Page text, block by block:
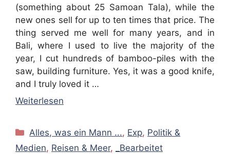
(something about 25 Samoan Tala), while the
new ones sell for up to ten times that price. The
thing served me well for many years, and in
Bali, where I used to live the majority of the
year, I cut hundreds of bamboo-piles with the
saw, building furniture. Yes, it was a good knife,
and I truly loved it …
Weiterlesen
Kategorien
Alles, was ein Mann ..., Exp, Politik &
Medien, Reisen & Meer,
_Bearbeitet